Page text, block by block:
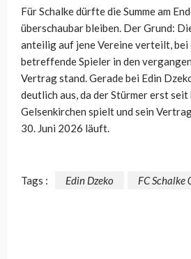
Für Schalke dürfte die Summe am
überschaubar bleiben. Der Grund:
anteilig auf jene Vereine verteilt, bei
betreffende Spieler in den
Vertrag stand. Gerade bei Edin
deutlich aus, da der Stürmer erst
Gelsenkirchen spielt und sein
30. Juni 2026 läuft.
Tags : Edin Dzeko FC Schalke